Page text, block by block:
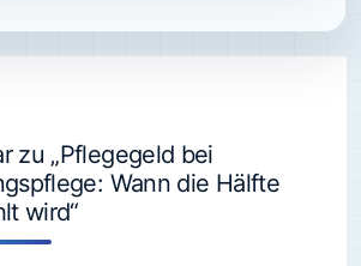
zu „Pflegegeld bei
Wann die Hälfte
wird“